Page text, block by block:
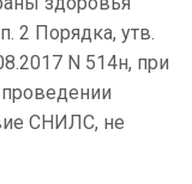
2 Порядка, утв.
N 514н, при
проведении
СНИЛС, не